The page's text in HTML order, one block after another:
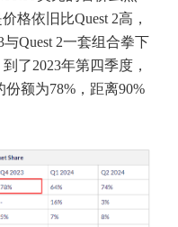
格依旧比Quest 2高，
Quest 2一套组合拳下
了2023年第四季度，
份额为78%，距离90%